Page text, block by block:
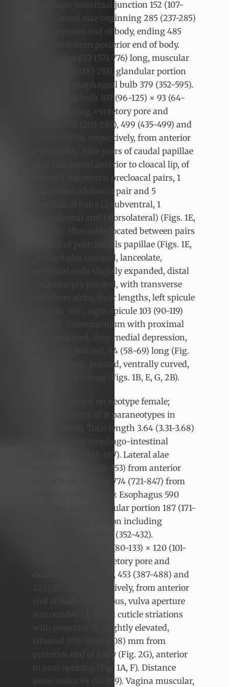
esophago-intestinal junction 152 (107-
168). Lateral alae beginning 285 (237-285)
from anterior end of body, ending 485
(360-485) from posterior end of body.
Esophagus 632 (571-776) long, muscular
portion 253 (181-253), glandular portion
including esophageal bulb 379 (352-595).
Esophageal bulb 107 (96-125) × 93 (64-
96). Nerve ring, excretory pore and
deirids 280 (203-280), 499 (435-499) and
256 (213-256), respectively, from anterior
end of body. Nine pairs of caudal papillae
plus 1 unpaired anterior to cloacal lip, of
which 3 subventral precloacal pairs, 1
subventral adcloacal pair and 5
postcloacal pairs (3 subventral, 1
ventrolateral and 1 dorsolateral) (Figs. 1E,
G, 2C-E). Phasmids located between pairs
4 and 5 of postcloacals papillae (Figs. 1E,
2E). Spicules unequal, lanceolate,
proximal ends slightly expanded, distal
ends sharply pointed, with transverse
striations along their lengths, left spicule
472 (416-491), right spicule 103 (90-119)
(Fig. 1I). Gubernaculum with proximal
end expanded, deep medial depression,
distal end pointed, 64 (58-69) long (Fig.
1H). Tail long, pointed, ventrally curved,
739 (648-781) long (Figs. 1B, E, G, 2B).
Females (Based on neotype female;
measurements of 11 paraneotypes in
parentheses). Total length 3.64 (3.31-3.68)
mm, width at esophago-intestinal
junction 160 (128-187). Lateral alae
beginning 253 (219-253) from anterior
end of body, ending 774 (721-847) from
posterior end of body. Esophagus 590
(525-619) long, muscular portion 187 (171-
216), glandular portion including
esophageal bulb 403 (352-432).
Esophageal bulb 99 (80-133) × 120 (101-
131). Nerve ring, excretory pore and
deirids 208 (179-232), 453 (387-488) and
221 (213-261), respectively, from anterior
end of body. Viviparous, vulva aperture
surrounded by radial cuticle striations
with posterior lip slightly elevated,
situated 0.96 (0.96-1.08) mm from
posterior end of body (Fig. 2G), anterior
to anal opening (Fig. 1A, F). Distance
anus-vulva 99 (93-109). Vagina muscular,